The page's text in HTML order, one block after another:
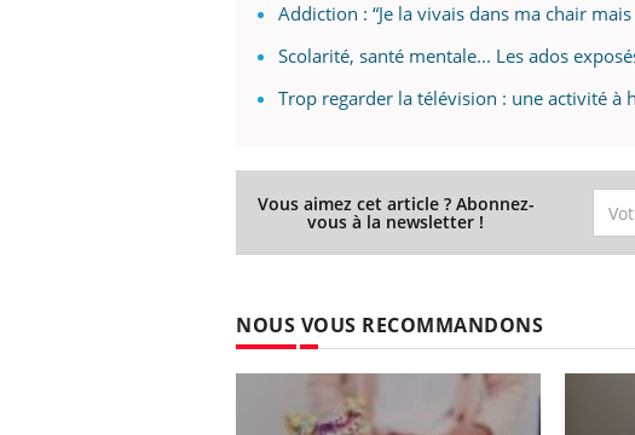
Addiction : “Je la vivais dans ma chair
Scolarité, santé mentale... Les ados
Trop regarder la télévision : une activité à
Vous aimez cet article ? Abonnez-
vous à la newsletter !
NOUS VOUS RECOMMANDONS